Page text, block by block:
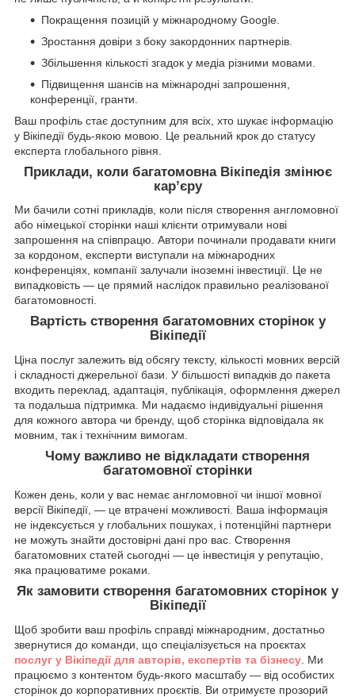
Покращення позицій у міжнародному Google.
Зростання довіри з боку закордонних партнерів.
Збільшення кількості згадок у медіа різними мовами.
Підвищення шансів на міжнародні запрошення,
конференції, гранти.
Ваш профіль стає доступним для всіх, хто шукає інформацію
у Вікіпедії будь-якою мовою. Це реальний крок до статусу
експерта глобального рівня.
Приклади, коли багатомовна Вікіпедія змінює
кар’єру
Ми бачили сотні прикладів, коли після створення англомовної
або німецької сторінки наші клієнти отримували нові
запрошення на співпрацю. Автори починали продавати книги
за кордоном, експерти виступали на міжнародних
конференціях, компанії залучали іноземні інвестиції. Це не
випадковість — це прямий наслідок правильно реалізованої
багатомовності.
Вартість створення багатомовних сторінок у
Вікіпедії
Ціна послуг залежить від обсягу тексту, кількості мовних версій
і складності джерельної бази. У більшості випадків до пакета
входить переклад, адаптація, публікація, оформлення джерел
та подальша підтримка. Ми надаємо індивідуальні рішення
для кожного автора чи бренду, щоб сторінка відповідала як
мовним, так і технічним вимогам.
Чому важливо не відкладати створення
багатомовної сторінки
Кожен день, коли у вас немає англомовної чи іншої мовної
версії Вікіпедії, — це втрачені можливості. Ваша інформація
не індексується у глобальних пошуках, і потенційні партнери
не можуть знайти достовірні дані про вас. Створення
багатомовних статей сьогодні — це інвестиція у репутацію,
яка працюватиме роками.
Як замовити створення багатомовних сторінок у
Вікіпедії
Щоб зробити ваш профіль справді міжнародним, достатньо
звернутися до команди, що спеціалізується на проєктах
послуг у Вікіпедії для авторів, експертів та бізнесу . Ми
працюємо з контентом будь-якого масштабу — від особистих
сторінок до корпоративних проєктів. Ви отримуєте прозорий